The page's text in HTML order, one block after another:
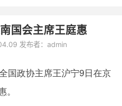
国会主席王庭惠
发布者：admin
国政协主席王沪宁9日在京